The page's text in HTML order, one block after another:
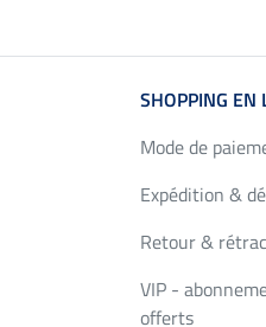
SHOPPING EN
Mode de
Expédition &
Retour &
VIP -
offerts